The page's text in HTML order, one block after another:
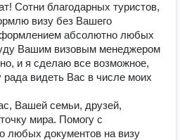
Сотни благодарных туристов,
визу без Вашего
абсолютно любых
Вашим визовым менеджером
и я сделаю все возможное,
видеть Вас в числе моих
Вашей семьи, друзей,
мира. Помогу с
любых документов на визу